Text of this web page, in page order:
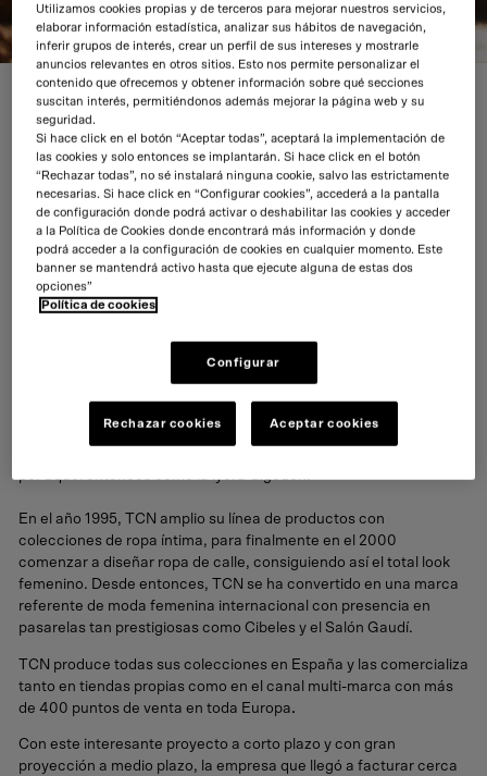
Para ello, se ha mejorado técnicamente la plataforma de e-
commerce y diseñado una estrategia digital a corto plazo,
basada en la captación de nuevo negocio mediante acciones de
SEO y campañas de promoción, y en la fidelización de los clientes
actuales mediante herramientas CRM de automatización.
Además, se han integrado en los medios propios de TCN las
herramientas analítica necesarias para poder ver la evolución
diaria e identificar con mayor facilidad los puntos de mejora.
TCN es una marca nacional de moda de mujer fundada por Totón
tradición textil. Originalmente surgió como una línea de prendas
por aquel entonces como la lycra-algodón.
En el año 1995, TCN amplio su línea de productos con
colecciones de ropa íntima, para finalmente en el 2000
comenzar a diseñar ropa de calle, consiguiendo así el total look
femenino. Desde entonces, TCN se ha convertido en una marca
referente de moda femenina internacional con presencia en
pasarelas tan prestigiosas como Cibeles y el Salón Gaudí.
TCN produce todas sus colecciones en España y las comercializa
tanto en tiendas propias como en el canal multi-marca con más
de 400 puntos de venta en toda Europa.
Con este interesante proyecto a corto plazo y con gran
proyección a medio plazo, la empresa que llegó a facturar cerca
Utilizamos cookies propias y de terceros para mejorar nuestros servicios,
elaborar información estadística, analizar sus hábitos de navegación,
inferir grupos de interés, crear un perfil de sus intereses y mostrarle
anuncios relevantes en otros sitios. Esto nos permite personalizar el
contenido que ofrecemos y obtener información sobre qué secciones
suscitan interés, permitiéndonos además mejorar la página web y su
seguridad.
Si hace click en el botón “Aceptar todas”, aceptará la implementación de
las cookies y solo entonces se implantarán. Si hace click en el botón
“Rechazar todas”, no sé instalará ninguna cookie, salvo las estrictamente
necesarias. Si hace click en “Configurar cookies”, accederá a la pantalla
de configuración donde podrá activar o deshabilitar las cookies y acceder
a la Política de Cookies donde encontrará más información y donde
podrá acceder a la configuración de cookies en cualquier momento. Este
banner se mantendrá activo hasta que ejecute alguna de estas dos
opciones”
Política de cookies
Configurar
Rechazar cookies Aceptar cookies